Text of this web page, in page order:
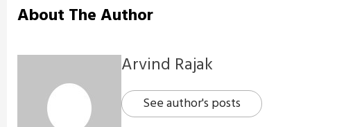
About The Author
Arvind Rajak
See author's posts